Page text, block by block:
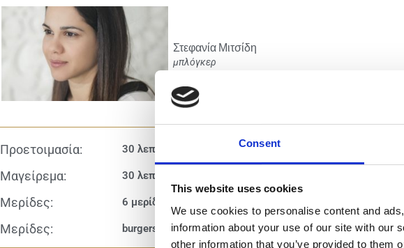
Consent
This website uses cookies
We use cookies to personalise content and
information about your use of our site with our
other information that you’ve provided to them
Στεφανία Μιτσίδη
μπλόγκερ
Προετοιμασία: 30 λεπτά
Μαγείρεμα: 30 λεπτά
Μερίδες: 6 μερίδες
Μερίδες: burgers